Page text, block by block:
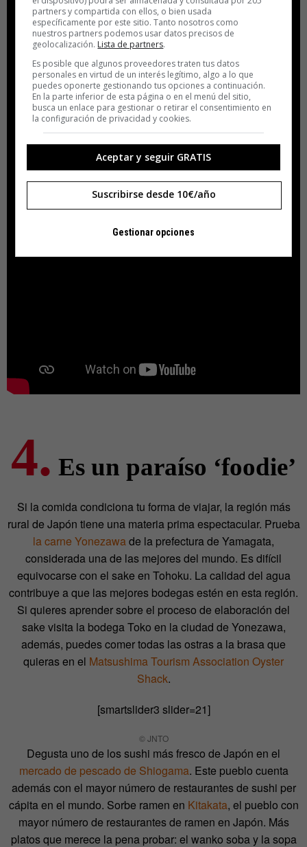
4. Es un paraíso ‘foodie’
Si la comida condiciona tu forma de viajar, la región más
rural de Japón tiene una materia prima espectacular. Prueba
la carne Yonezawa de la prefectura de Yamagata,
considerada una de las mejores del mundo. Es difícil
equivocarse con el sake en Tohoku. La calidad del agua
contribuye a que las mejores bodegas estén en esta región.
Si quieres aprender sobre el proceso de elaboración del
sake visita la bodega Toko en la ciudad de Yonezawa,
además, puedes comer todas las ostras a la brasa que
quieras en el Matsushima Tourism Association Oyster
Shack.
[smartslider3 slider=21]
© JNTO
Degusta uno de los sushi más fresco de Japón en el
mercado de pescado de Shiogama. Este pueblo cuenta
además con el mayor número de restaurantes de sushi per
cápita en el mundo. Sorbe ramen en Kitakata, el pueblo con
mayor número de restaurantes de ramen en Japón. Más
platos que merece la pena probar: el wanko soba y la sopa
partners y compartida con ellos, o bien usada
específicamente por este sitio. Tanto nosotros como
nuestros partners podemos usar datos precisos de
geolocalización. Lista de partners.
Es posible que algunos proveedores traten tus datos
personales en virtud de un interés legítimo, algo a lo que
puedes oponerte gestionando tus opciones a continuación.
En la parte inferior de esta página o en el menú del sitio,
busca un enlace para gestionar o retirar el consentimiento en
la configuración de privacidad y cookies.
Aceptar y seguir GRATIS
Suscribirse desde 10€/año
Gestionar opciones